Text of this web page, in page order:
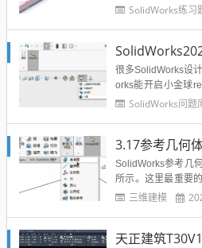
idWorks方管折弯案
SolidWorks练习
很多SolidWorks设
orks能开启小金球
orks2026之后小金
SolidWorks问题
3.17参考几何
SolidWorks参考几
所示。这里最重要
三个基准面，分别
图。所以这一节非
三维建模
天正建筑